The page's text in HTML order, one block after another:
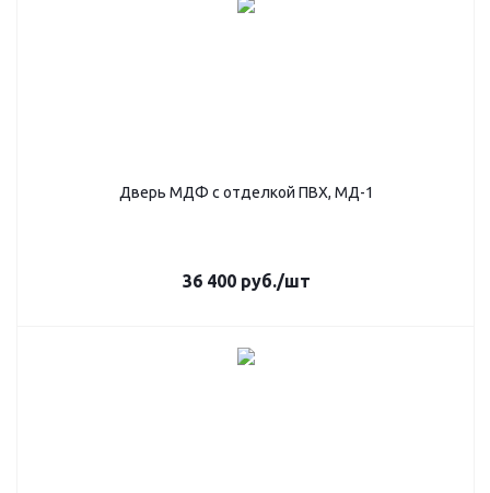
Дверь МДФ с отделкой ПВХ, МД-1
36 400руб./шт